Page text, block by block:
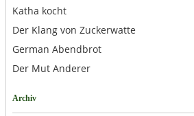
Katha kocht
Der Klang von Zuckerwatte
German Abendbrot
Der Mut Anderer
Archiv